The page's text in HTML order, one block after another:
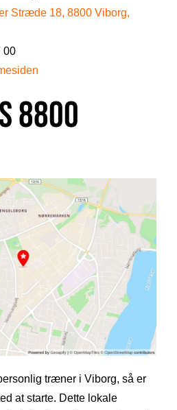
Stræde 18, 8800 Viborg,
00
8800
træner i Viborg, så er
at starte. Dette lokale